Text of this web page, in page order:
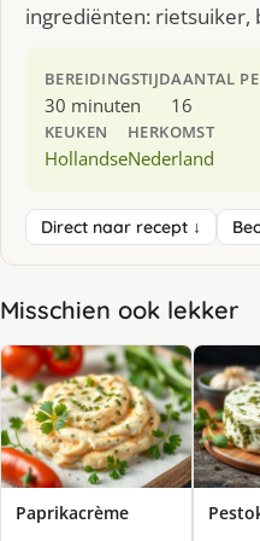
ingrediënten: rietsuiker,
BEREIDINGSTIJD
30 minuten
AANTAL
16
KEUKEN
Hollandse
HERKOMST
Nederland
Direct naar recept ↓
Misschien ook lekker
Paprikacrème